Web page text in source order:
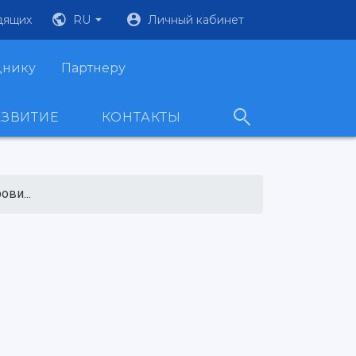
RU Личный кабинет
Партнеру
КОНТАКТЫ